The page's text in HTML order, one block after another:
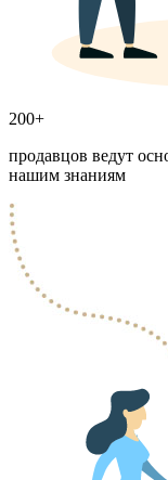
200+
продавцов ведут
нашим знаниям